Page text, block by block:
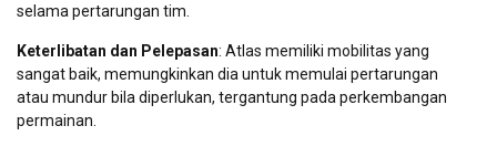
selama pertarungan tim.
Keterlibatan dan Pelepasan: Atlas memiliki mobilitas yang
sangat baik, memungkinkan dia untuk memulai pertarungan
atau mundur bila diperlukan, tergantung pada perkembangan
permainan.